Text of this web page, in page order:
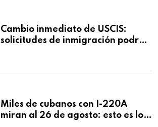
Cambio inmediato de USCIS:
solicitudes de inmigración podrán
Miles de cubanos con I-220A
miran al 26 de agosto: esto es lo